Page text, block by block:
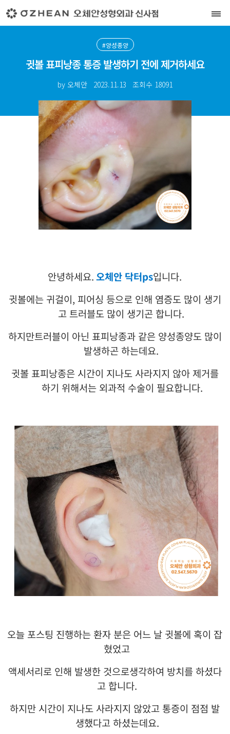
#양성종양
귓볼 표피낭종 통증 발생하기 전에 제거하세요
by 오체안 2023.11.13 조회수 18091
안녕하세요.오체안 닥터ps입니다.
귓볼에는 귀걸이, 피어싱 등으로 인해 염증도 많이 생기
고 트러블도 많이 생기곤 합니다.
하지만트러블이 아닌 표피낭종과 같은 양성종양도 많이
발생하곤 하는데요.
귓볼 표피낭종은 시간이 지나도 사라지지 않아 제거를
하기 위해서는 외과적 수술이 필요합니다.
오늘 포스팅 진행하는 환자 분은 어느 날 귓볼에 혹이 잡
혔었고
액세서리로 인해 발생한 것으로생각하여 방치를 하셨다
고 합니다.
하지만 시간이 지나도 사라지지 않았고 통증이 점점 발
생했다고 하셨는데요.